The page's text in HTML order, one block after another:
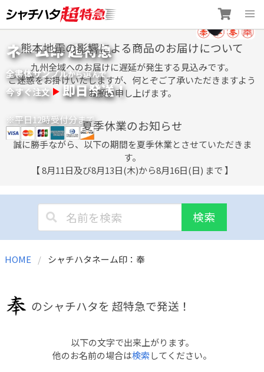
to
content
ネーム印 超特急
全書体サンプルから選んで
今すぐ注文 即日発送！
※平日12時受付分まで
熊本地震の影響による商品のお届けについて
九州全域へのお届けに遅延が発生する見込みです。
ご迷惑をお掛けいたしますが、何とぞご了承いただきますよう
お願い申し上げます。
夏季休業のお知らせ
誠に勝手ながら、以下の期間を夏季休業とさせていただきま
す。
【 8月11日及び8月13日(木)から8月16日(日) まで 】
検索
HOME シャチハタネーム印：奉
のシャチハタを 超特急で発送！
以下の文字で出来上がります。
他のお名前の場合は検索してください。